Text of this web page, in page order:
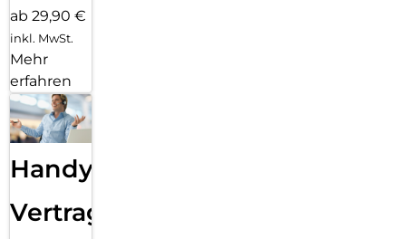
ab 29,90 €
inkl. MwSt.
Mehr
erfahren
Handy
Vertragsabwicklung